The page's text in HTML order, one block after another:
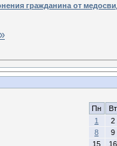
гражданина от
Пн
Вт
1
2
8
9
15
16